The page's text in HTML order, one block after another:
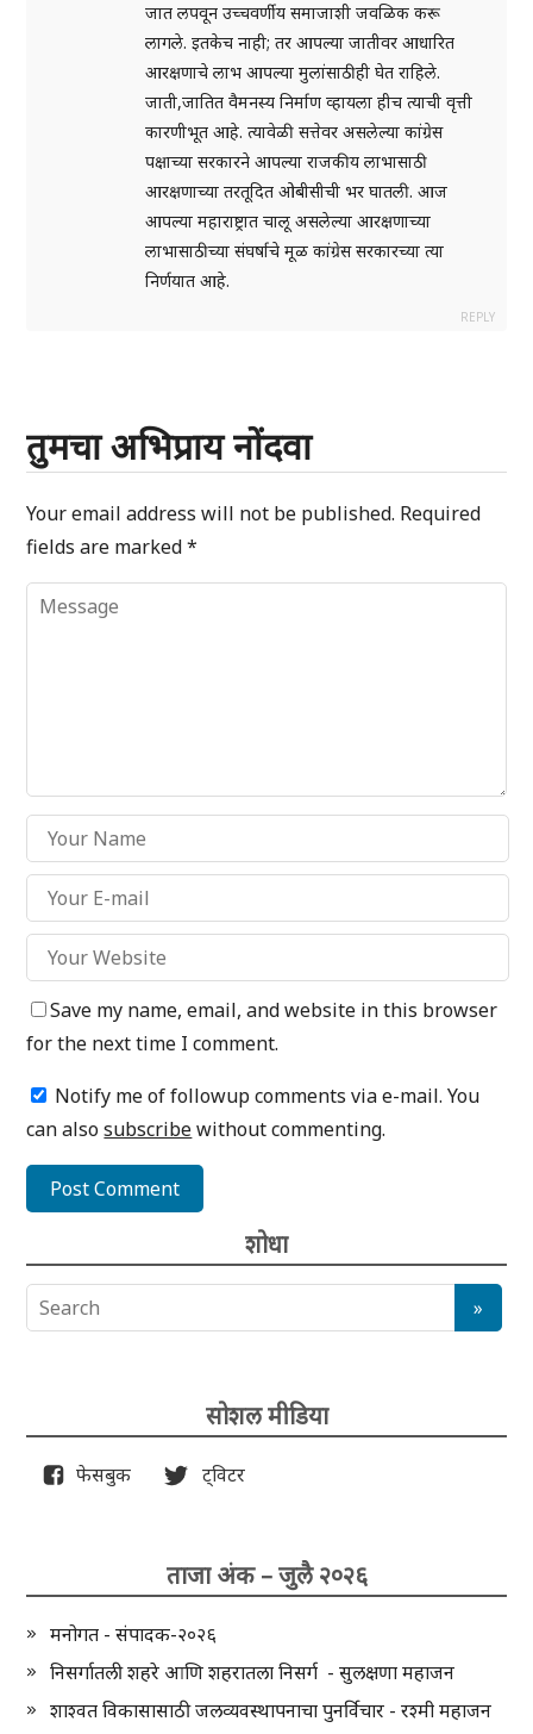
जात लपवून उच्चवर्णीय समाजाशी जवळिक करू
लागले. इतकेच नाही; तर आपल्या जातीवर आधारित
आरक्षणाचे लाभ आपल्या मुलांसाठीही घेत राहिले.
जाती,जातित वैमनस्य निर्माण व्हायला हीच त्याची वृत्ती
कारणीभूत आहे. त्यावेळी सत्तेवर असलेल्या कांग्रेस
पक्षाच्या सरकारने आपल्या राजकीय लाभासाठी
आरक्षणाच्या तरतूदित ओबीसीची भर घातली. आज
आपल्या महाराष्ट्रात चालू असलेल्या आरक्षणाच्या
लाभासाठीच्या संघर्षाचे मूळ कांग्रेस सरकारच्या त्या
निर्णयात आहे.
REPLY
तुमचा अभिप्राय नोंदवा
Your email address will not be published. Required
fields are marked*
Save my name, email, and website in this browser
for the next time I comment.
Notify me of followup comments via e-mail. You
can alsosubscribewithout commenting.
शोधा
सोशल मीडिया
फेसबुक ट्विटर
ताजा अंक – जुलै २०२६
मनोगत - संपादक-२०२६
निसर्गातली शहरे आणि शहरातला निसर्ग - सुलक्षणा महाजन
शाश्वत विकासासाठी जलव्यवस्थापनाचा पुनर्विचार - रश्मी महाजन